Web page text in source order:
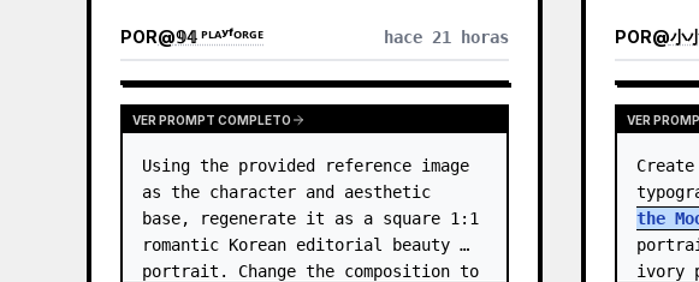
POR@𝟡𝟜 ᴾᴸᴬʸᶠᴼᴿᴳᴱ hace 21 horas
VER PROMPT COMPLETO
Using the provided reference image
as the character and aesthetic
base, regenerate it as a square 1:1
romantic Korean editorial beauty
portrait. Change the composition to
POR@小
VER
the
ivory